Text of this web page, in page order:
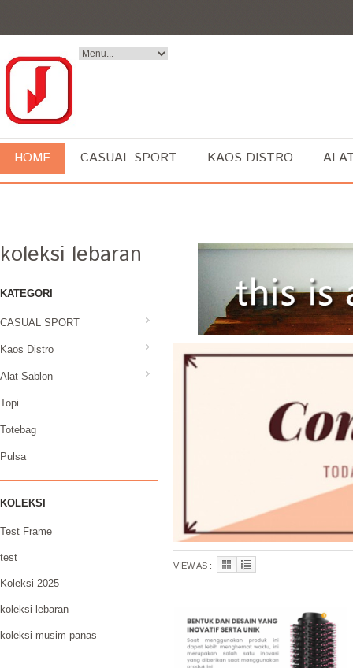
HOME CASUAL SPORT KAOS DISTRO
koleksi lebaran
KATEGORI
CASUAL SPORT
Kaos Distro
Alat Sablon
Topi
Totebag
Pulsa
KOLEKSI
Test Frame
test
Koleksi 2025
koleksi lebaran
koleksi musim panas
VIEW AS :